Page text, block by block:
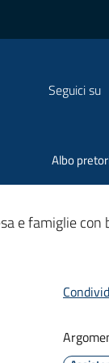
Seguici su
Albo
e famiglie con